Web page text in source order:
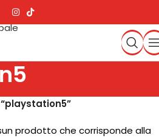
prodotto che corrisponde alla